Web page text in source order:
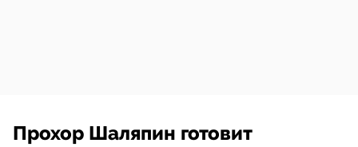
Прохор Шаляпин готовит